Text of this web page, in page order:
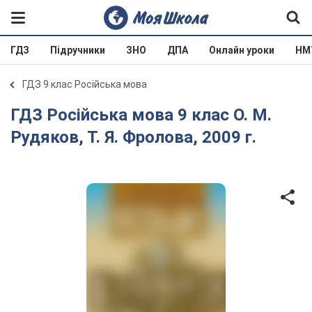
ГДЗ Підручники ЗНО ДПА Онлайн уроки
ГДЗ 9 клас Російська мова
ГДЗ Російська мова 9 клас О. М.
Рудяков, Т. Я. Фролова, 2009 г.